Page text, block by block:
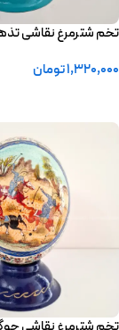
تخم شترمرغ نقاشی
1,320,000تومان